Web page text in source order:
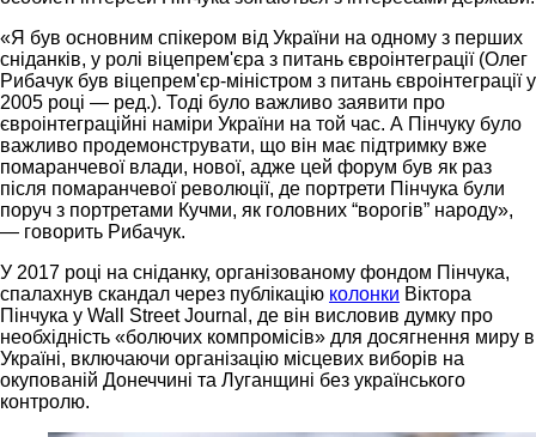
«Я був основним спікером від України на одному з перших
сніданків, у ролі віцепрем'єра з питань євроінтеграції (Олег
Рибачук був віцепрем'єр-міністром з питань євроінтеграції у
2005 році — ред.). Тоді було важливо заявити про
євроінтеграційні наміри України на той час. А Пінчуку було
важливо продемонструвати, що він має підтримку вже
помаранчевої влади, нової, адже цей форум був як раз
після помаранчевої революції, де портрети Пінчука були
поруч з портретами Кучми, як головних “ворогів” народу»,
— говорить Рибачук.
У 2017 році на сніданку, організованому фондом Пінчука,
спалахнув скандал через публікацію колонки Віктора
Пінчука у Wall Street Journal, де він висловив думку про
необхідність «болючих компромісів» для досягнення миру в
Україні, включаючи організацію місцевих виборів на
окупованій Донеччині та Луганщині без українського
контролю.